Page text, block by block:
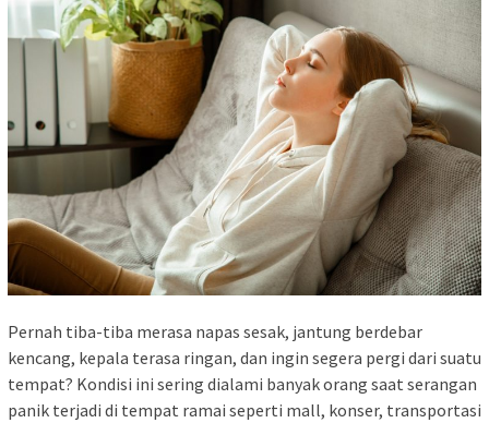
Pernah tiba-tiba merasa napas sesak, jantung berdebar
kencang, kepala terasa ringan, dan ingin segera pergi dari suatu
tempat? Kondisi ini sering dialami banyak orang saat serangan
panik terjadi di tempat ramai seperti mall, konser, transportasi